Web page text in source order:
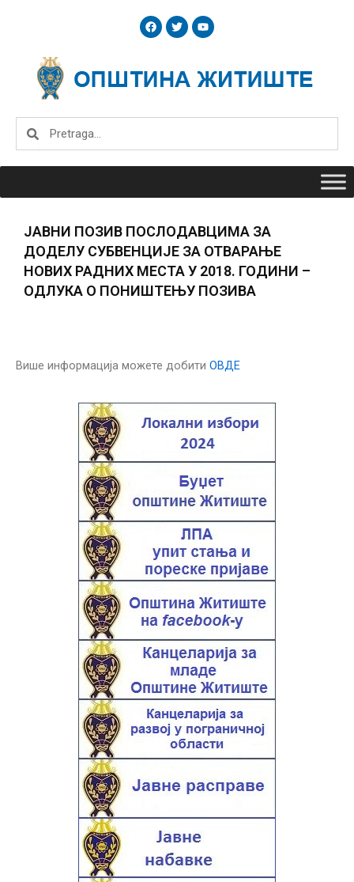
F
a
c
o
o
T
w
i
e
r
Y
o
u
b
e
Search
ЈАВНИ ПОЗИВ ПОСЛОДАВЦИМА ЗА
ДОДЕЛУ СУБВЕНЦИЈЕ ЗА ОТВАРАЊЕ
НОВИХ РАДНИХ МЕСТА У 2018. ГОДИНИ –
ОДЛУКА О ПОНИШТЕЊУ ПОЗИВА
Више информација можете добити ОВДЕ